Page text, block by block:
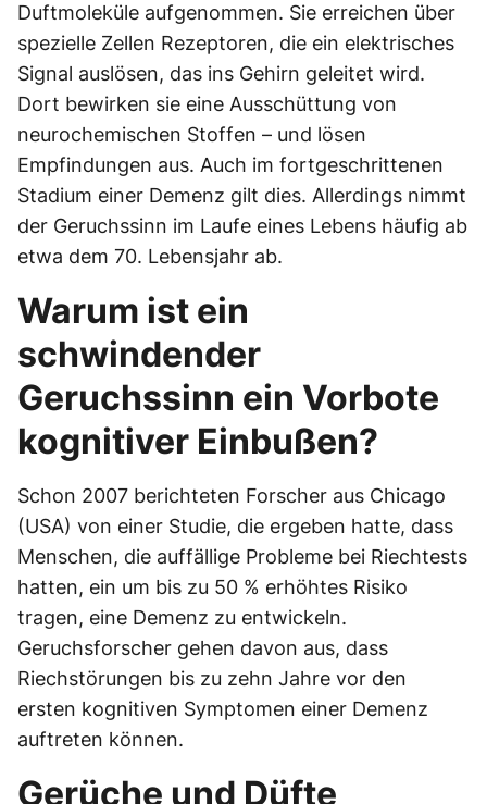
Duftmoleküle aufgenommen. Sie erreichen über
spezielle Zellen Rezeptoren, die ein elektrisches
Signal auslösen, das ins Gehirn geleitet wird.
Dort bewirken sie eine Ausschüttung von
neurochemischen Stoffen – und lösen
Empfindungen aus. Auch im fortgeschrittenen
Stadium einer Demenz gilt dies. Allerdings nimmt
der Geruchssinn im Laufe eines Lebens häufig ab
etwa dem 70. Lebensjahr ab.
Warum ist ein
schwindender
Geruchssinn ein Vorbote
kognitiver Einbußen?
Schon 2007 berichteten Forscher aus Chicago
(USA) von einer Studie, die ergeben hatte, dass
Menschen, die auffällige Probleme bei Riechtests
hatten, ein um bis zu 50 % erhöhtes Risiko
tragen, eine Demenz zu entwickeln.
Geruchsforscher gehen davon aus, dass
Riechstörungen bis zu zehn Jahre vor den
ersten kognitiven Symptomen einer Demenz
auftreten können.
Gerüche und Düfte